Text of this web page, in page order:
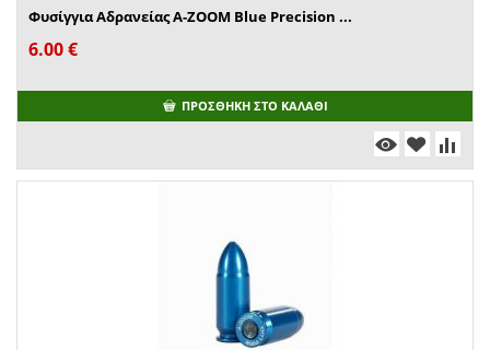
Φυσίγγια Αδρανείας A-ZOOM Blue Precision ...
6.00€
ΠΡΟΣΘΉΚΗ ΣΤΟ ΚΑΛΆΘΙ